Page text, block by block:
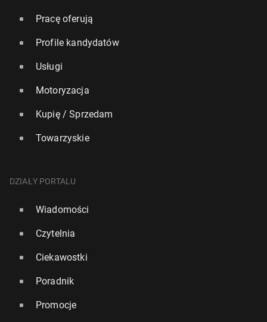
Pracę oferują
Profile kandydatów
Usługi
Motoryzacja
Kupię / Sprzedam
Towarzyskie
DZIAŁY PORTALU
Wiadomości
Czytelnia
Ciekawostki
Poradnik
Promocje